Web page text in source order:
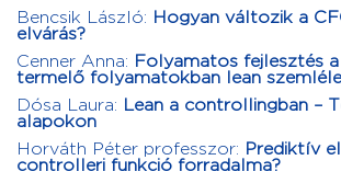
Bencsik László: Hogyan változik a
elvárás?
Cenner Anna: Folyamatos fejlesztés
termelő folyamatokban lean
Dósa Laura: Lean a controllingban –
alapokon
Horváth Péter professzor: Prediktív
controlleri funkció forradalma?